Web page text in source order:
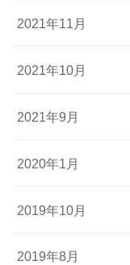
2021年11月
2021年10月
2021年9月
2020年1月
2019年10月
2019年8月